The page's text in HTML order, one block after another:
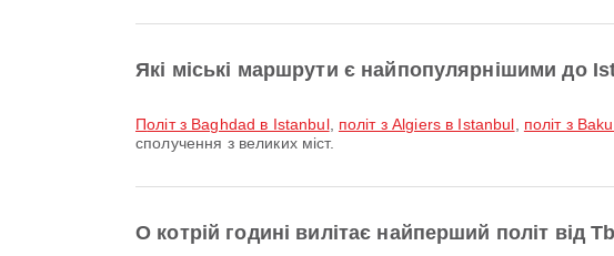
Які міські маршрути є найпопулярнішими до
політ з Baghdad в Istanbul, політ з Algiers в Istanbul політ з
сполучення з великих міст.
О котрій годині вилітає найперший політ